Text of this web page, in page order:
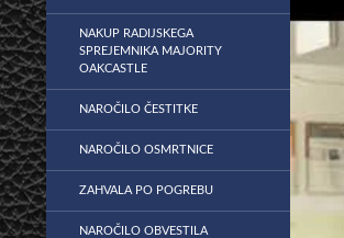
NAKUP RADIJSKEGA
SPREJEMNIKA MAJORITY
OAKCASTLE
NAROČILO ČESTITKE
NAROČILO OSMRTNICE
ZAHVALA PO POGREBU
NAROČILO OBVESTILA